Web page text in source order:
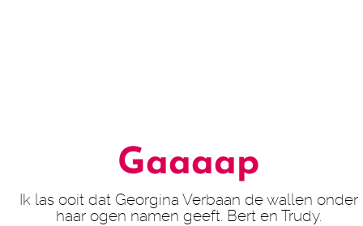
Gaaaap
Ik las ooit dat Georgina Verbaan de wallen onder
haar ogen namen geeft. Bert en Trudy.